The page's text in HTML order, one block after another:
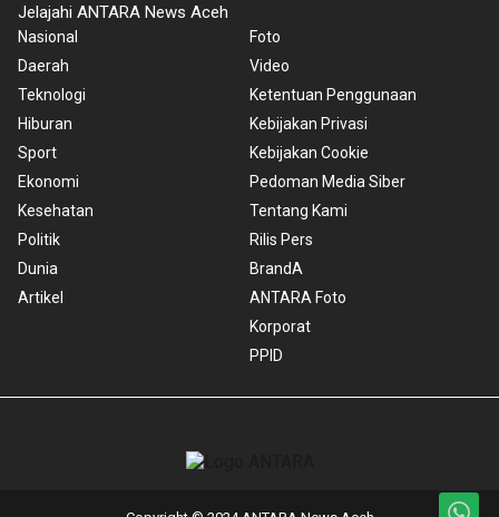
Jelajahi ANTARA News Aceh
Nasional
Daerah
Teknologi
Hiburan
Sport
Ekonomi
Kesehatan
Politik
Dunia
Artikel
Foto
Video
Ketentuan Penggunaan
Kebijakan Privasi
Kebijakan Cookie
Pedoman Media Siber
Tentang Kami
Rilis Pers
BrandA
ANTARA Foto
Korporat
PPID